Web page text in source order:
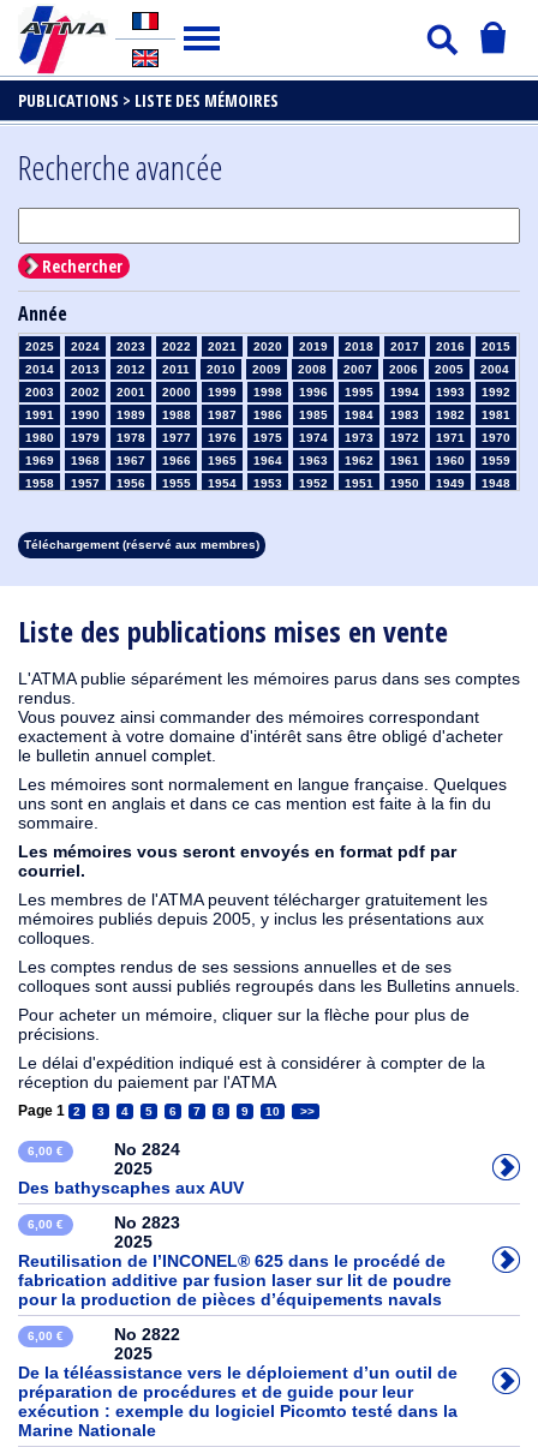
PUBLICATIONS > LISTE DES MÉMOIRES
Liste des publications mises en vente
L'ATMA publie séparément les mémoires parus dans ses comptes
rendus.
Vous pouvez ainsi commander des mémoires correspondant
exactement à votre domaine d'intérêt sans être obligé d'acheter
le bulletin annuel complet.
Les mémoires sont normalement en langue française. Quelques
uns sont en anglais et dans ce cas mention est faite à la fin du
sommaire.
Les mémoires vous seront envoyés en format pdf par
courriel.
Les membres de l'ATMA peuvent télécharger gratuitement les
mémoires publiés depuis 2005, y inclus les présentations aux
colloques.
Les comptes rendus de ses sessions annuelles et de ses
colloques sont aussi publiés regroupés dans les Bulletins annuels.
Pour acheter un mémoire, cliquer sur la flèche pour plus de
précisions.
Le délai d'expédition indiqué est à considérer à compter de la
réception du paiement par l'ATMA
Page 1 2 3 4 5 6 7 8 9 10 >>
6,00 €
No 2824
2025
Des bathyscaphes aux AUV
6,00 €
No 2823
2025
Reutilisation de l’INCONEL® 625 dans le procédé de
fabrication additive par fusion laser sur lit de poudre
pour la production de pièces d’équipements navals
6,00 €
No 2822
2025
De la téléassistance vers le déploiement d’un outil de
préparation de procédures et de guide pour leur
exécution : exemple du logiciel Picomto testé dans la
Marine Nationale
Recherche avancée
Rechercher
Année
2025 2024 2023 2022 2021 2020 2019 2018 2017 2016
2015
2014
2013 2012 2011 2010 2009 2008 2007 2006 2005
2004
2003
2002 2001 2000 1999 1998 1996 1995 1994 1993
1992
1991
1990 1989 1988 1987 1986 1985 1984 1983 1982
1981
1980
1979 1978 1977 1976 1975 1974 1973 1972 1971
1970
1969
1968 1967 1966 1965 1964 1963 1962 1961 1960
1959
1958
1957 1956 1955 1954 1953 1952 1951 1950 1949
1948
1913
1912 1911 1910 1909 1908
Téléchargement (réservé aux membres)